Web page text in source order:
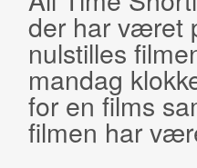
der har været
nulstilles
mandag
for en films
filmen har